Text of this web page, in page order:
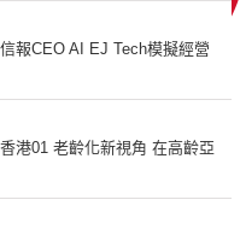
報CEO AI EJ Tech模擬經營
港01 老齡化新視角 在高齡亞